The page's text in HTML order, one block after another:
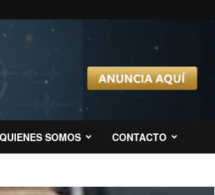
QUIENES SOMOS CONTACTO